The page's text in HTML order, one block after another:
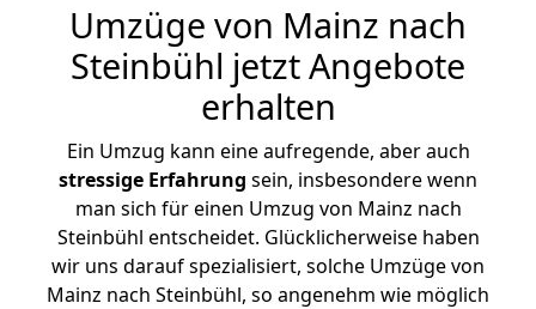
Umzüge von Mainz nach
Steinbühl jetzt Angebote
erhalten
Ein Umzug kann eine aufregende, aber auch
stressige Erfahrung sein, insbesondere wenn
man sich für einen Umzug von Mainz nach
Steinbühl entscheidet. Glücklicherweise haben
wir uns darauf spezialisiert, solche Umzüge von
Mainz nach Steinbühl, so angenehm wie möglich